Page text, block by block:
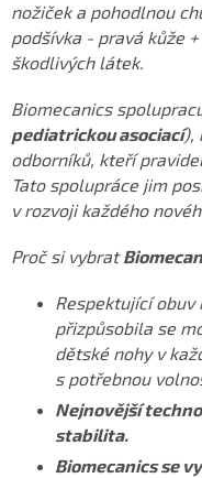
nožiček a pohodlnou
podšívka - pravá kůže
škodlivých látek.
Biomecanics
pediatrickou asociací),
odborníků, kteří
Tato spolupráce jim
v rozvoji každého
Proč si vybrat
Respektující obuv
přizpůsobila se
dětské nohy v
s potřebnou
Nejnovější
stabilita.
Biomecanics se